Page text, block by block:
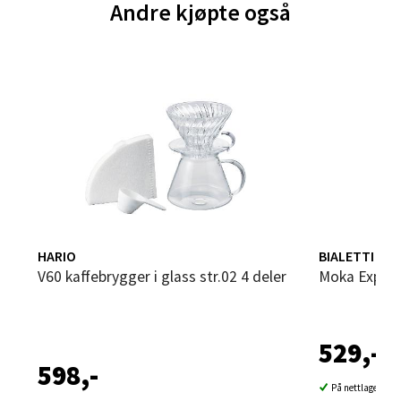
Andre kjøpte også
HARIO
V60 kaffebrygger i glass str.02 4 deler
598,-
BIALETTI
Moka
529,-
På nettlager
Sandvika - Thon Senter Sandvika
Bergen - Thon Senter Sartor